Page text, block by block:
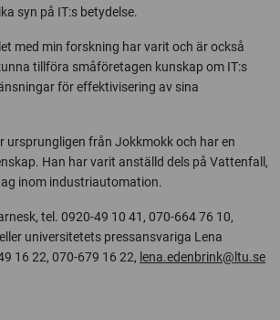
syn på IT:s betydelse.
med min forskning har varit och är också
tillföra småföretagen kunskap om IT:s
för effektivisering av sina
ursprungligen från Jokkmokk och har en
Han har varit anställd dels på Vattenfall,
inom industriautomation.
tel. 0920-49 10 41, 070-664 76 10,
eller universitetets pressansvariga Lena
16 22, 070-679 16 22, lena.edenbrink@ltu.se